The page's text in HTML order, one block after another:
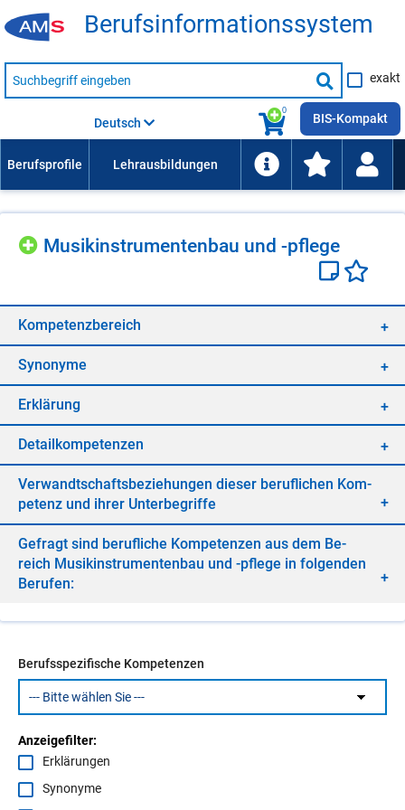
Be­rufs­in­for­ma­ti­ons­sys­tem
Suche
nach
Suche
starten
exakt
0
Deutsch BIS-Kompakt
Mu­sik­in­stru­men­ten­bau und -pfle­ge
Kom­pe­tenz­be­reich
Syn­ony­me
Er­klä­rung
De­tail­kom­pe­ten­zen
Ver­wandt­schafts­be­zie­hun­gen die­ser be­ruf­li­chen Kom­
pe­tenz und ih­rer Un­ter­be­grif­fe
Ge­fragt sind be­ruf­li­che Kom­pe­ten­zen aus dem Be­
reich Mu­sik­in­stru­men­ten­bau und -pfle­ge in fol­gen­den
Be­ru­fen:
Berufsspezifische Kompetenzen
Anzeigefilter:
Erklärungen
Synonyme